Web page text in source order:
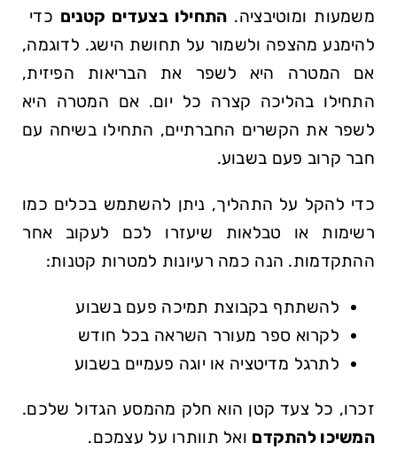
משמעות ומוטיבציה. התחילו בצעדים קטנים כדי ​
להימנע⁤ מהצפה ולשמור​ על תחושת הישג.⁢ לדוגמה,
⁢אם המטרה היא לשפר ⁢את הבריאות הפיזית,
התחילו ​בהליכה קצרה כל⁣ יום. אם המטרה היא
לשפר את‌ הקשרים ⁣החברתיים, התחילו בשיחה ​עם
חבר קרוב פעם בשבוע.
כדי⁢ להקל על התהליך,⁣ ניתן ⁤להשתמש⁤ בכלים ‍כמו
רשימות או‍ טבלאות שיעזרו לכם לעקוב אחר⁤
ההתקדמות.‌ הנה כמה רעיונות למטרות קטנות:
להשתתף ⁤בקבוצת תמיכה פעם בשבוע
לקרוא ספר מעורר השראה בכל⁢ חודש
לתרגל ⁣מדיטציה או יוגה פעמיים⁣ בשבוע
זכרו, כל צעד קטן הוא חלק מהמסע ⁢הגדול שלכם.
המשיכו להתקדם ואל תוותרו ‍על ‌עצמכם.